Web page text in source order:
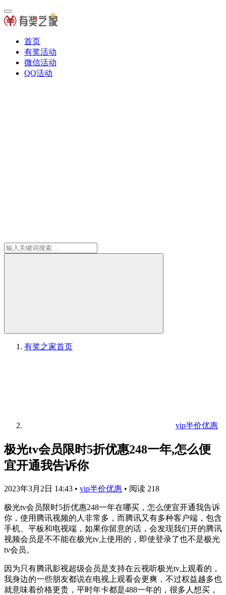
首页
有奖活动
微信活动
QQ活动
有奖之家首页
vip半价优惠
极光tv会员限时5折优惠248一年,怎么便
宜开通我告诉你
2023年3月2日 14:43 • vip半价优惠 • 阅读 218
极光tv会员限时5折优惠248一年在哪买，怎么便宜开通我告诉
你，使用腾讯视频的人非常多，而腾讯又有多种客户端，包含
手机、平板和电视端，如果你留意的话，会发现我们开的腾讯
视频会员是不不能在极光tv上使用的，即使登录了也不是极光
tv会员。
因为只有腾讯影视超级会员是支持在云视听极光tv上观看的，
我身边的一些朋友都说在电视上观看会更爽，不过权益越多也
就意味着价格更贵，平时年卡都是488一年的，很多人想买，